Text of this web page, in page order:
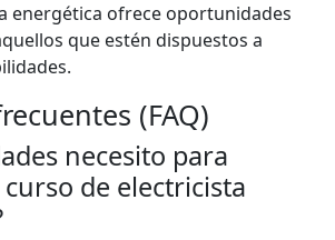
energética ofrece oportunidades
que estén dispuestos a
(FAQ)
necesito para
de electricista